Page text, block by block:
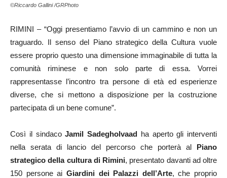
©Riccardo Gallini /GRPhoto
RIMINI – “Oggi presentiamo l’avvio di un cammino e non un
traguardo. Il senso del Piano strategico della Cultura vuole
essere proprio questo una dimensione immaginabile di tutta la
comunità riminese e non solo parte di essa. Vorrei
rappresentasse l’incontro tra persone di età ed esperienze
diverse, che si mettono a disposizione per la costruzione
partecipata di un bene comune”.
Così il sindacoJamil Sadegholvaad ha aperto gli interventi
nella serata di lancio del percorso che porterà al Piano
strategico della cultura di Rimini, presentato davanti ad oltre
150 persone ai Giardini dei Palazzi dell’Arte, che proprio